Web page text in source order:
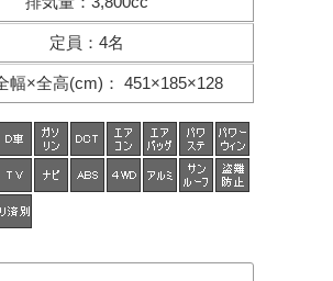
定員 ： 4名
幅×全高(cm) ： 451×185×128